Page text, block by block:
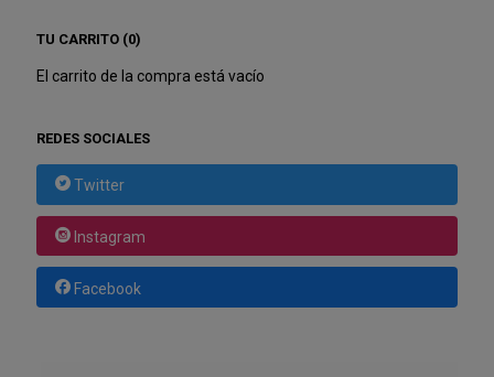
TU CARRITO (0)
El carrito de la compra está vacío
REDES SOCIALES
Twitter
Instagram
Facebook